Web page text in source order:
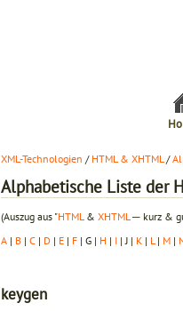
XML-Technologien / HTML & XHTML/
Alphabetische Liste der
(Auszug aus "HTML & XHTML ─ kurz &
A | B | C | D | E | F | G | H | I | J | K | L | M |
keygen